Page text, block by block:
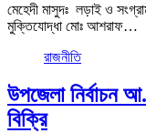
মেহেদী মাসুদঃ লড়াই ও
মুক্তিযোদ্ধা মোঃ আশরাফ…
রাজনীতি
উপজেলা নির্বাচন
বিক্রি